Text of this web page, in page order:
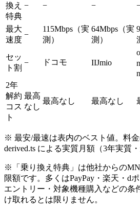
換え
特典
− − −
最大
速度
−
115Mbps（実
測）
64Mbps（実
測）
セッ
ト割
− ドコモ IIJmio
2年
解約
コス
ト
最高
なし
最高なし 最高なし
※ 最安/最速は表内のベスト値。料金
derived.ts による実質月額（3年実質
※「乗り換え特典」は他社からの
限額です。多くはPayPay・楽天・d
エントリー・対象機種購入などの条
け取れるとは限りません。